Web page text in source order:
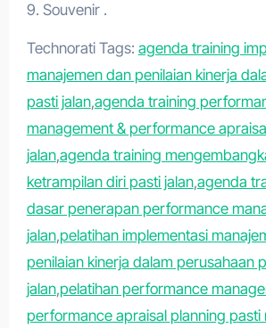
9. Souvenir .
Technorati Tags: agenda training
manajemen dan penilaian kinerja
pasti jalan,agenda training
management & performance
jalan,agenda training
ketrampilan diri pasti jalan,agenda
dasar penerapan performance
jalan,pelatihan implementasi
penilaian kinerja dalam perusahaan
jalan,pelatihan performance
performance apraisal planning pasti